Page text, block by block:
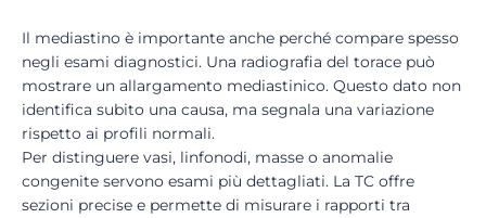
Il mediastino è importante anche perché compare spesso
negli esami diagnostici. Una radiografia del torace può
mostrare un allargamento mediastinico. Questo dato non
identifica subito una causa, ma segnala una variazione
rispetto ai profili normali.
Per distinguere vasi, linfonodi, masse o anomalie
congenite servono esami più dettagliati. La TC offre
sezioni precise e permette di misurare i rapporti tra